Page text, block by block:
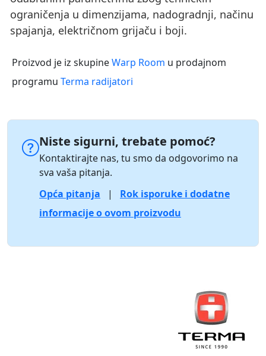
ograničenja u dimenzijama, nadogradnji, načinu
spajanja, električnom grijaču i boji.
Proizvod je iz skupineWarp Room u prodajnom
programu Terma radijatori
Niste sigurni, trebate pomoć?
Kontaktirajte nas, tu smo da odgovorimo na
sva vaša pitanja.
Opća pitanja
|
Rok isporuke i dodatne
informacije o ovom proizvodu